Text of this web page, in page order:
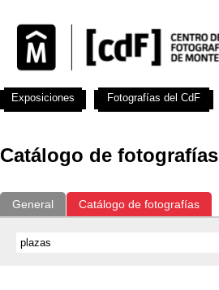
Catálogo de fotografías
General Catálogo de fotografías
Exposiciones Fotografías del CdF